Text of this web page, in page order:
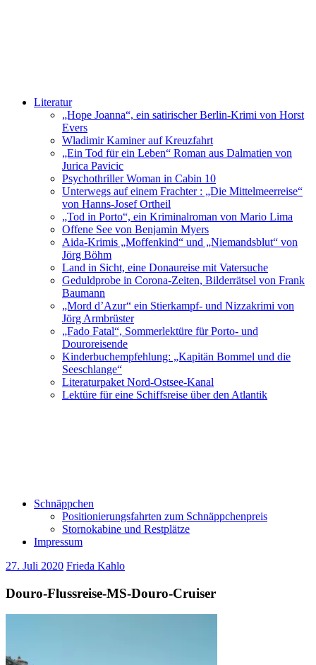
Literatur
„Hope Joanna“, ein satirischer Berlin-Krimi von Horst
Evers
Wladimir Kaminer auf Kreuzfahrt
„Ein Tod für ein Leben“ Roman aus Dalmatien von
Jurica Pavicic
Psychothriller Woman in Cabin 10
Unterwegs auf einem Frachter : „Die Mittelmeerreise“
von Hanns-Josef Ortheil
„Tod in Porto“, ein Kriminalroman von Mario Lima
Offene See von Benjamin Myers
Aida-Krimis „Moffenkind“ und „Niemandsblut“ von
Jörg Böhm
Land in Sicht, eine Donaureise mit Vatersuche
Geduldprobe in Corona-Zeiten, Bilderrätsel von Frank
Baumann
„Mord d’Azur“ ein Stierkampf- und Nizzakrimi von
Jörg Armbrüster
„Fado Fatal“, Sommerlektüre für Porto- und
Douroreisende
Kinderbuchempfehlung: „Kapitän Bommel und die
Seeschlange“
Literaturpaket Nord-Ostsee-Kanal
Lektüre für eine Schiffsreise über den Atlantik
Schnäppchen
Positionierungsfahrten zum Schnäppchenpreis
Stornokabine und Restplätze
Impressum
27. Juli 2020 Frieda Kahlo
Douro-Flussreise-MS-Douro-Cruiser